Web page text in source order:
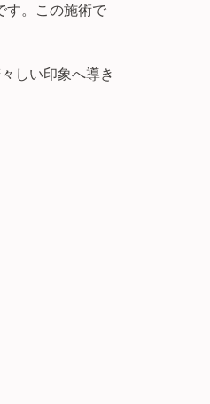
す。この施術で
しい印象へ導き